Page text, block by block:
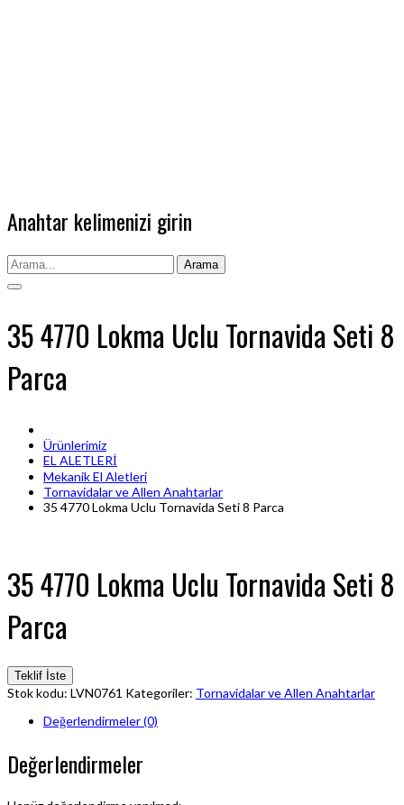
Anahtar kelimenizi girin
Arama
35 4770 Lokma Uclu Tornavida Seti 8
Parca
Ürünlerimiz
EL ALETLERİ
Mekanik El Aletleri
Tornavidalar ve Allen Anahtarlar
35 4770 Lokma Uclu Tornavida Seti 8 Parca
35 4770 Lokma Uclu Tornavida Seti 8
Parca
Teklif İste
Stok kodu: LVN0761 Kategoriler: Tornavidalar ve Allen Anahtarlar
Değerlendirmeler (0)
Değerlendirmeler